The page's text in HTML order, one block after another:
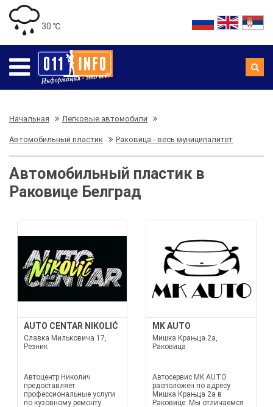
30 ℃
Начальная Легковые автомобили
Автомобильный пластик Раковица - весь муниципалитет
Автомобильный пластик в
Раковице Белград
AUTO CENTAR NIKOLIĆ
Славка Мильковича 17,
Резник
Автоцентр Николич
предоставляет
профессиональные услуги
по кузовному ремонту
MK AUTO
Мишка Крањца 2а,
Раковица
Автосервис MK AUTO
расположен по адресу
Мишка Крањца 2а в
Раковице. Мы отличаемся